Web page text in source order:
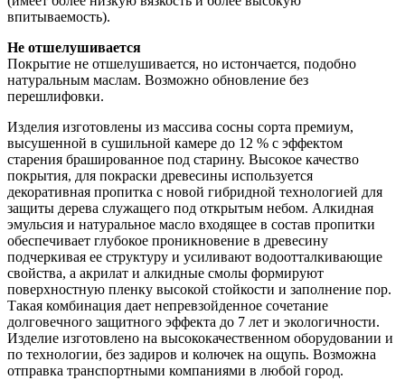
впитываемость).
Не отшелушивается
Покрытие не отшелушивается, но истончается, подобно
натуральным маслам. Возможно обновление без
перешлифовки.
Изделия изготовлены из массива сосны сорта премиум,
высушенной в сушильной камере до 12 % с эффектом
старения брашированное под старину. Высокое качество
покрытия, для покраски древесины используется
декоративная пропитка с новой гибридной технологией для
защиты дерева служащего под открытым небом. Алкидная
эмульсия и натуральное масло входящее в состав пропитки
обеспечивает глубокое проникновение в древесину
подчеркивая ее структуру и усиливают водоотталкивающие
свойства, а акрилат и алкидные смолы формируют
поверхностную пленку высокой стойкости и заполнение пор.
Такая комбинация дает непревзойденное сочетание
долговечного защитного эффекта до 7 лет и экологичности.
Изделие изготовлено на высококачественном оборудовании и
по технологии, без задиров и колючек на ощупь. Возможна
отправка транспортными компаниями в любой город.